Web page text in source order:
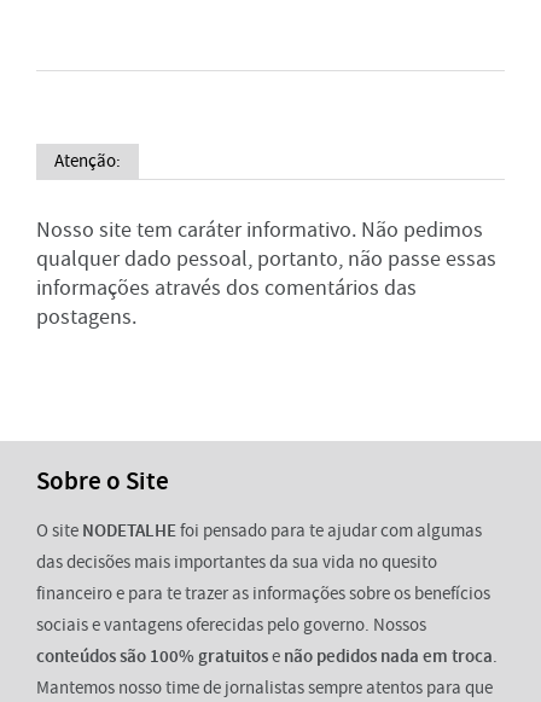
Atenção:
Nosso site tem caráter informativo. Não pedimos
qualquer dado pessoal, portanto, não passe essas
informações através dos comentários das
postagens.
Sobre o Site
O site NODETALHEfoi pensado para te ajudar com algumas
das decisões mais importantes da sua vida no quesito
financeiro e para te trazer as informações sobre os benefícios
sociais e vantagens oferecidas pelo governo. Nossos
conteúdos são 100% gratuitose não pedidos nada em troca.
Mantemos nosso time de jornalistas sempre atentos para que